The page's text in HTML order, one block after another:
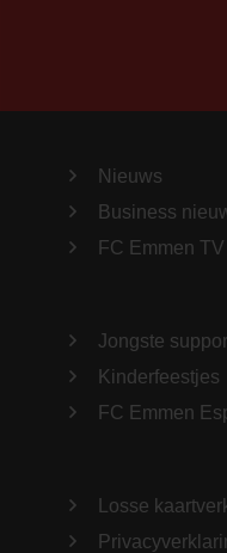
Nieuws
Business
FC Emmen TV
Jongste
Kinderfeestjes
FC Emmen
Losse